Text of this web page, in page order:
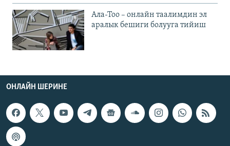
Ала-Тоо – онлайн таалимдин эл
аралык бешиги болууга тийиш
ОНЛАЙН ШЕРИНЕ